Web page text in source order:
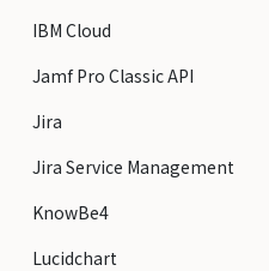
IBM Cloud
Jamf Pro Classic API
Jira
Jira Service Management
KnowBe4
Lucidchart